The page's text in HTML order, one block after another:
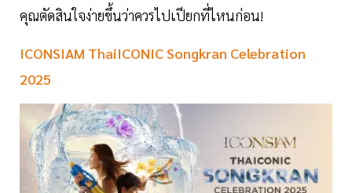
คุณตัดสินใจง่ายขึ้นว่าควรไปเปียกที่ไหนก่อน!
ICONSIAM ThaiICONIC Songkran Celebration
2025